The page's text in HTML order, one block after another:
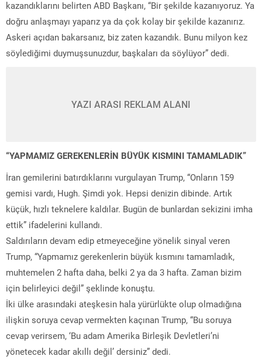
kazandıklarını belirten ABD Başkanı, “Bir şekilde kazanıyoruz. Ya
doğru anlaşmayı yaparız ya da çok kolay bir şekilde kazanırız.
Askeri açıdan bakarsanız, biz zaten kazandık. Bunu milyon kez
söylediğimi duymuşsunuzdur, başkaları da söylüyor” dedi.
YAZI ARASI REKLAM ALANI
“YAPMAMIZ GEREKENLERİN BÜYÜK KISMINI TAMAMLADIK”
İran gemilerini batırdıklarını vurgulayan Trump, “Onların 159
gemisi vardı, Hugh. Şimdi yok. Hepsi denizin dibinde. Artık
küçük, hızlı teknelere kaldılar. Bugün de bunlardan sekizini imha
ettik” ifadelerini kullandı.
Saldırıların devam edip etmeyeceğine yönelik sinyal veren
Trump, “Yapmamız gerekenlerin büyük kısmını tamamladık,
muhtemelen 2 hafta daha, belki 2 ya da 3 hafta. Zaman bizim
için belirleyici değil” şeklinde konuştu.
İki ülke arasındaki ateşkesin hala yürürlükte olup olmadığına
ilişkin soruya cevap vermekten kaçınan Trump, “Bu soruya
cevap verirsem, ‘Bu adam Amerika Birleşik Devletleri’ni
yönetecek kadar akıllı değil’ dersiniz” dedi.